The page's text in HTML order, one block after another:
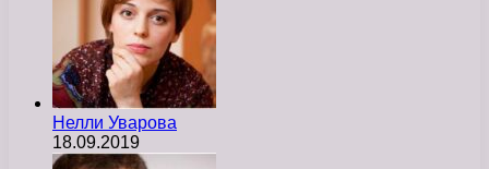
Нелли Уварова
18.09.2019